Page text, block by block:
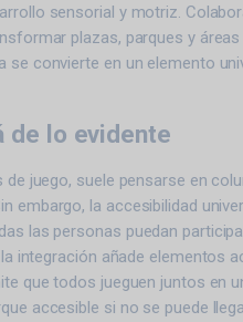
sensorial y motriz.
plazas, parques y áreas
se convierte en un elemento
de lo evidente
juego, suele pensarse en
embargo, la accesibilidad
las personas puedan
integración añade elementos
que todos jueguen juntos en
accesible si no se puede